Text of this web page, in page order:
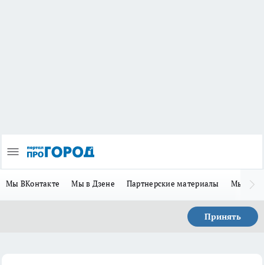
Мы ВКонтакте Мы в Дзене Партнерские материалы Мы в
Принять